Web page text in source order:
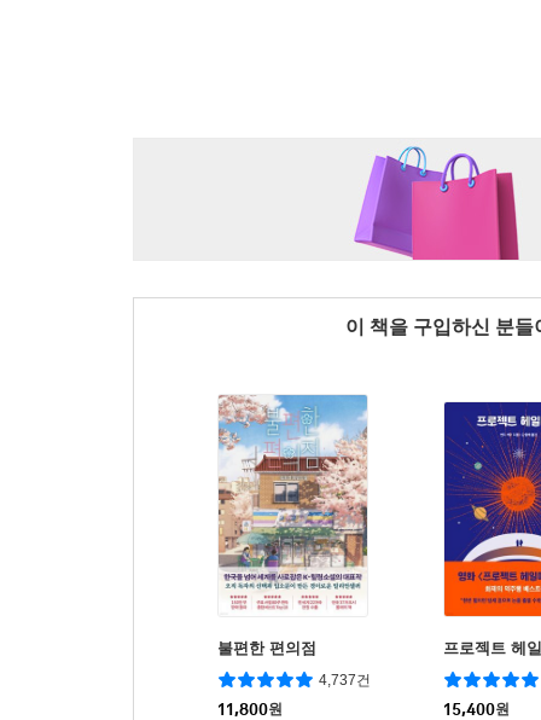
이 책을 구입하신 분
불편한 편의점
4,737건
11,800원
프로젝트 헤
15,400원